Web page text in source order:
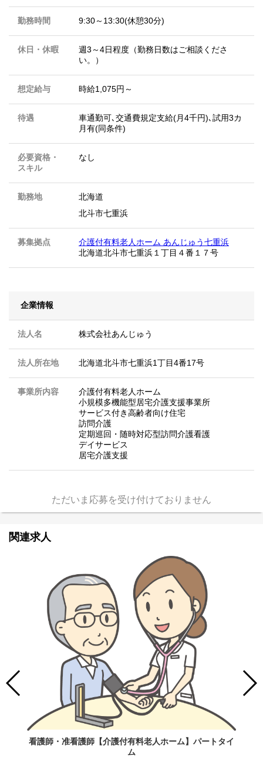
勤務時間 9:30～13:30(休憩30分)
休日・休暇
週3～4日程度（勤務日数はご相談くださ
い。）
想定給与 時給1,075円～
待遇
車通勤可､交通費規定支給(月4千円)､試用3カ
月有(同条件)
必要資格・
スキル
なし
勤務地
北海道
北斗市七重浜
募集拠点
介護付有料老人ホーム あんじゅう七重浜
北海道北斗市七重浜１丁目４番１７号
企業情報
法人名 株式会社あんじゅう
法人所在地 北海道北斗市七重浜1丁目4番17号
事業所内容
介護付有料老人ホーム
小規模多機能型居宅介護支援事業所
サービス付き高齢者向け住宅
訪問介護
定期巡回・随時対応型訪問介護看護
デイサービス
居宅介護支援
ただいま応募を受け付けておりません
関連求人
看護師・准看護師【介護付有料老人ホーム】パートタイ
ム